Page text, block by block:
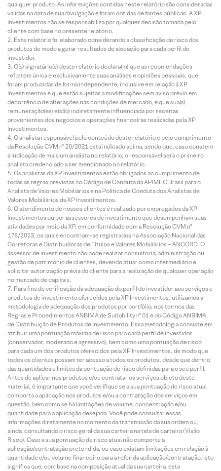
qualquer produto. As informações contidas neste relatório são consideradas
válidas na data de sua divulgação e foram obtidas de fontes públicas. A XP
Investimentos não se responsabiliza por qualquer decisão tomada pelo
cliente com base no presente relatório.
Este relatório foi elaborado considerando a classificação de risco dos
produtos de modo a gerar resultados de alocação para cada perfil de
investidor.
O(s) signatário(s) deste relatório declara(m) que as recomendações
refletem única e exclusivamente suas análises e opiniões pessoais, que
foram produzidas de forma independente, inclusive em relação à XP
Investimentos e que estão sujeitas a modificações sem aviso prévio em
decorrência de alterações nas condições de mercado, e que sua(s)
remuneração(es) é(são) indiretamente influenciada por receitas
provenientes dos negócios e operações financeiras realizadas pela XP
Investimentos.
O analista responsável pelo conteúdo deste relatório e pelo cumprimento
da Resolução CVM nº 20/2021 está indicado acima, sendo que, caso constem
a indicação de mais um analista no relatório, o responsável será o primeiro
analista credenciado a ser mencionado no relatório.
Os analistas da XP Investimentos estão obrigados ao cumprimento de
todas as regras previstas no Código de Conduta da APIMEC Brasil para o
Analista de Valores Mobiliários e na Política de Conduta dos Analistas de
Valores Mobiliários da XP Investimentos.
O atendimento de nossos clientes é realizado por empregados da XP
Investimentos ou por assessores de investimento que desempenham suas
atividades por meio da XP, em conformidade com a Resolução CVM nº
178/2023, os quais encontram-se registrados na Associação Nacional das
Corretoras e Distribuidoras de Títulos e Valores Mobiliários – ANCORD. O
assessor de investimento não pode realizar consultoria, administração ou
gestão de patrimônio de clientes, devendo atuar como intermediário e
solicitar autorização prévia do cliente para a realização de qualquer operação
no mercado de capitais.
Para fins de verificação da adequação do perfil do investidor aos serviços e
produtos de investimento oferecidos pela XP Investimentos, utilizamos a
metodologia de adequação dos produtos por portfólio, nos termos das
Regras e Procedimentos ANBIMA de Suitability nº 01 e do Código ANBIMA
de Distribuição de Produtos de Investimento. Essa metodologia consiste em
atribuir uma pontuação máxima de risco para cada perfil de investidor
(conservador, moderado e agressivo), bem como uma pontuação de risco
para cada um dos produtos oferecidos pela XP Investimentos, de modo que
todos os clientes possam ter acesso a todos os produtos, desde que dentro
das quantidades e limites da pontuação de risco definidas para o seu perfil.
Antes de aplicar nos produtos e/ou contratar os serviços objeto deste
material, é importante que você verifique se a sua pontuação de risco atual
comporta a aplicação nos produtos e/ou a contratação dos serviços em
questão, bem como se há limitações de volume, concentração e/ou
quantidade para a aplicação desejada. Você pode consultar essas
informações diretamente no momento da transmissão da sua ordem ou,
ainda, consultando o risco geral da sua carteira na tela de carteira (Visão
Risco). Caso a sua pontuação de risco atual não comporte a
aplicação/contratação pretendida, ou caso existam limitações em relação à
quantidade e/ou volume financeiro para a referida aplicação/contratação, isto
significa que, com base na composição atual da sua carteira, esta